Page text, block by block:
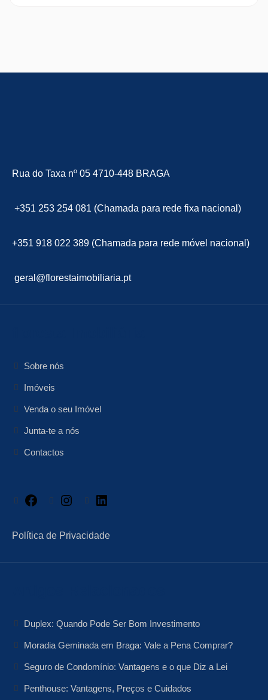
Rua do Taxa nº 05 4710-448 BRAGA
+351 253 254 081 (Chamada para rede fixa nacional)
+351 918 022 389 (Chamada para rede móvel nacional)
geral@florestaimobiliaria.pt
Sobre nós
Imóveis
Venda o seu Imóvel
Junta-te a nós
Contactos
Facebook Instagram
Política de Privacidade
Duplex: Quando Pode Ser Bom Investimento
Moradia Geminada em Braga: Vale a Pena Comprar?
Seguro de Condomínio: Vantagens e o que Diz a Lei
Penthouse: Vantagens, Preços e Cuidados